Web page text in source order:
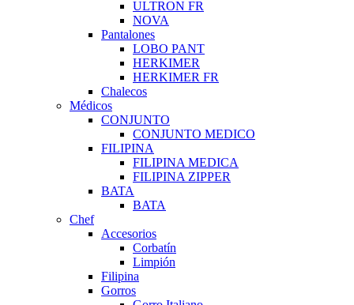
ULTRON FR
NOVA
Pantalones
LOBO PANT
HERKIMER
HERKIMER FR
Chalecos
Médicos
CONJUNTO
CONJUNTO MEDICO
FILIPINA
FILIPINA MEDICA
FILIPINA ZIPPER
BATA
BATA
Chef
Accesorios
Corbatín
Limpión
Filipina
Gorros